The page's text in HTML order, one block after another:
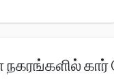
நகரங்களில்